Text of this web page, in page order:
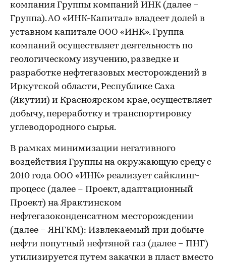
компания Группы компаний ИНК (далее –
Группа). АО «ИНК-Капитал» владеет долей в
уставном капитале ООО «ИНК». Группа
компаний осуществляет деятельность по
геологическому изучению, разведке и
разработке нефтегазовых месторождений в
Иркутской области, Республике Саха
(Якутии) и Красноярском крае, осуществляет
добычу, переработку и транспортировку
углеводородного сырья.
В рамках минимизации негативного
воздействия Группы на окружающую среду с
2010 года ООО «ИНК» реализует сайклинг-
процесс (далее – Проект, адаптационный
Проект) на Ярактинском
нефтегазоконденсатном месторождении
(далее – ЯНГКМ): Извлекаемый при добыче
нефти попутный нефтяной газ (далее – ПНГ)
утилизируется путем закачки в пласт вместо